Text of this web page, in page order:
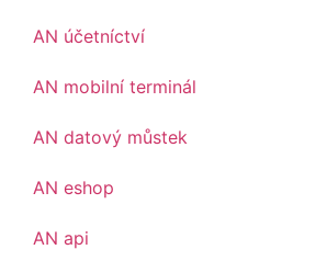
AN účetníctví
AN mobilní terminál
AN datový můstek
AN eshop
AN api